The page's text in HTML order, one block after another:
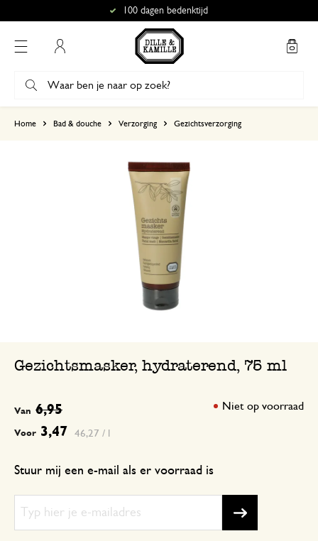
100 dagen bedenktijd
Home Bad & douche Verzorging Gezichtsverzorging
Gezichtsmasker, hydraterend, 75 ml
Voor 3,47
Van 6,95
46,27 / l
Stuur mij een e-mail als er voorraad is
Niet op voorraad
12 december 2023